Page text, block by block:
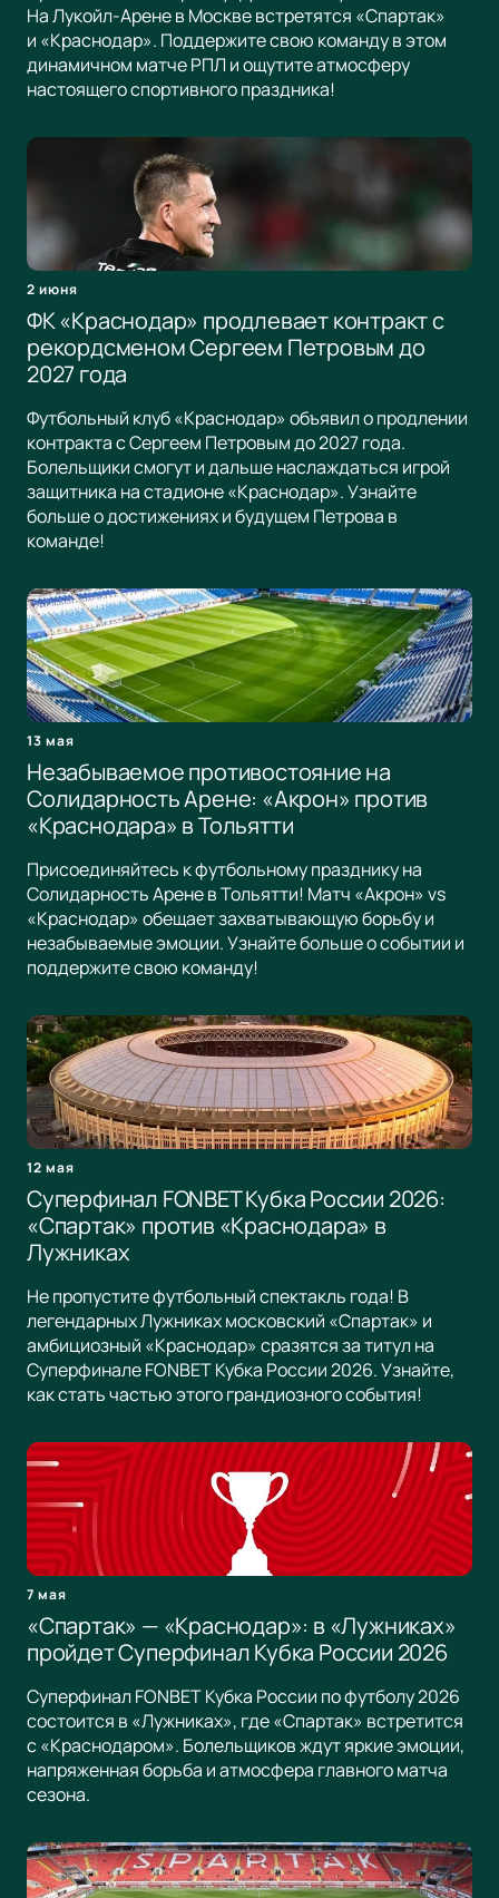
На Лукойл-Арене в Москве встретятся «Спартак»
и «Краснодар». Поддержите свою команду в этом
динамичном матче РПЛ и ощутите атмосферу
настоящего спортивного праздника!
2 июня
ФК «Краснодар» продлевает контракт с
рекордсменом Сергеем Петровым до
2027 года
Футбольный клуб «Краснодар» объявил о продлении
контракта с Сергеем Петровым до 2027 года.
Болельщики смогут и дальше наслаждаться игрой
защитника на стадионе «Краснодар». Узнайте
больше о достижениях и будущем Петрова в
команде!
13 мая
Незабываемое противостояние на
Солидарность Арене: «Акрон» против
«Краснодара» в Тольятти
Присоединяйтесь к футбольному празднику на
Солидарность Арене в Тольятти! Матч «Акрон» vs
«Краснодар» обещает захватывающую борьбу и
незабываемые эмоции. Узнайте больше о событии и
поддержите свою команду!
12 мая
Суперфинал FONBET Кубка России 2026:
«Спартак» против «Краснодара» в
Лужниках
Не пропустите футбольный спектакль года! В
легендарных Лужниках московский «Спартак» и
амбициозный «Краснодар» сразятся за титул на
Суперфинале FONBET Кубка России 2026. Узнайте,
как стать частью этого грандиозного события!
7 мая
«Спартак» — «Краснодар»: в «Лужниках»
пройдет Суперфинал Кубка России 2026
Суперфинал FONBET Кубка России по футболу 2026
состоится в «Лужниках», где «Спартак» встретится
с «Краснодаром». Болельщиков ждут яркие эмоции,
напряженная борьба и атмосфера главного матча
сезона.